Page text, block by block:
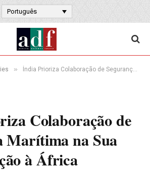
Português
» Índia Prioriza Colaboração de Segurança Marítima na Sua Aproximação à África
Colaboração de
Marítima na Sua
à África